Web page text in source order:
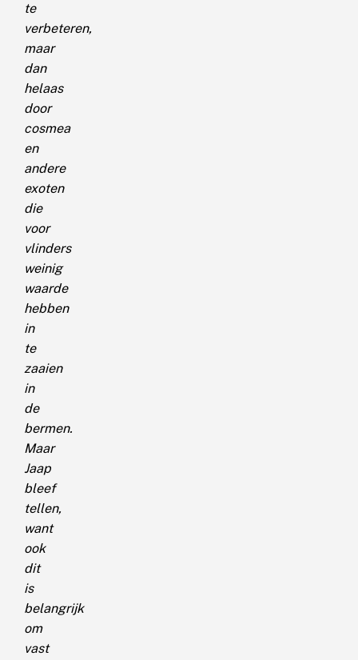
te
verbeteren,
maar
dan
helaas
door
cosmea
en
andere
exoten
die
voor
vlinders
weinig
waarde
hebben
in
te
zaaien
in
de
bermen.
Maar
Jaap
bleef
tellen,
want
ook
dit
is
belangrijk
om
vast